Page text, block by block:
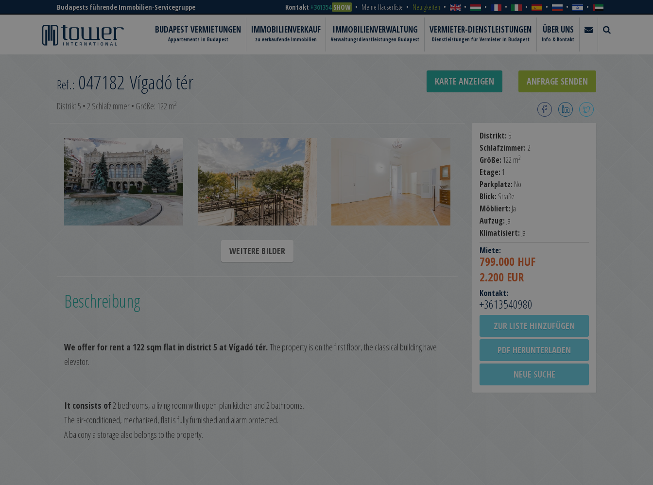
Budapests führende Immobilien-Servicegruppe Kontakt +361354 SHOW Meine Häuserliste Neuigkeiten
BUDAPEST VERMIETUNGEN
Appartements in Budapest
IMMOBILIENVERKAUF
zu verkaufende Immobilien
IMMOBILIENVERWALTUNG
Verwaltungsdienstleistungen Budapest
VERMIETER-DIENSTLEISTUNGEN
Dienstleistungen für Vermieter in Budapest
ÜBER UNS
Info & Kontakt
Vígadó tér
Ref.: 047182
Distrikt 5 • 2 Schlafzimmer • Größe: 122 m2
KARTE ANZEIGEN ANFRAGE SENDEN
WEITERE BILDER
Beschreibung
We offer for rent a 122 sqm flat in district 5 at Vígadó tér.The property is on the first floor, the classical building have
elevator.
It consists of2 bedrooms, a living room with open-plan kitchen and 2 bathrooms.
The air-conditioned, mechanized, flat is fully furnished and alarm protected.
A balcony a storage also belongs to the property.
Distrikt: 5
Schlafzimmer: 2
Größe: 122 m2
Etage: 1
Parkplatz: No
Blick: Straße
Möbliert: Ja
Aufzug: Ja
Klimatisiert: Ja
Miete:
799.000 HUF
2.200 EUR
Kontakt:
+3613540980
ZUR LISTE HINZUFÜGEN
PDF HERUNTERLADEN
NEUE SUCHE